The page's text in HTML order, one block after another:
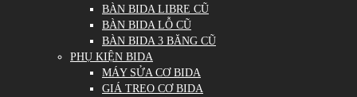
BÀN BIDA LIBRE CŨ
BÀN BIDA LỖ CŨ
BÀN BIDA 3 BĂNG CŨ
PHỤ KIỆN BIDA
MÁY SỬA CƠ BIDA
GIÁ TREO CƠ BIDA